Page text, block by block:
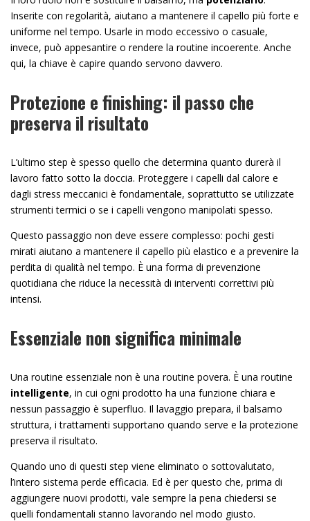
Inserite con regolarità, aiutano a mantenere il capello più forte e
uniforme nel tempo. Usarle in modo eccessivo o casuale,
invece, può appesantire o rendere la routine incoerente. Anche
qui, la chiave è capire quando servono davvero.
Protezione e finishing: il passo che
preserva il risultato
L’ultimo step è spesso quello che determina quanto durerà il
lavoro fatto sotto la doccia. Proteggere i capelli dal calore e
dagli stress meccanici è fondamentale, soprattutto se utilizzate
strumenti termici o se i capelli vengono manipolati spesso.
Questo passaggio non deve essere complesso: pochi gesti
mirati aiutano a mantenere il capello più elastico e a prevenire la
perdita di qualità nel tempo. È una forma di prevenzione
quotidiana che riduce la necessità di interventi correttivi più
intensi.
Essenziale non significa minimale
Una routine essenziale non è una routine povera. È una routine
intelligente, in cui ogni prodotto ha una funzione chiara e
nessun passaggio è superfluo. Il lavaggio prepara, il balsamo
struttura, i trattamenti supportano quando serve e la protezione
preserva il risultato.
Quando uno di questi step viene eliminato o sottovalutato,
l’intero sistema perde efficacia. Ed è per questo che, prima di
aggiungere nuovi prodotti, vale sempre la pena chiedersi se
quelli fondamentali stanno lavorando nel modo giusto.